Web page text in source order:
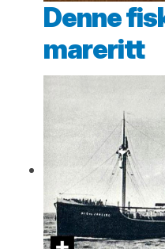
Denne
mareritt